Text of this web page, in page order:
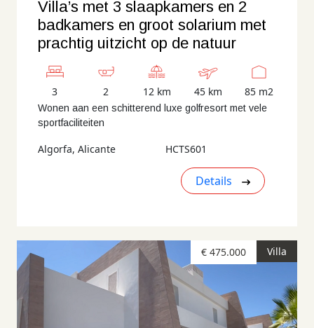
Villa’s met 3 slaapkamers en 2
badkamers en groot solarium met
prachtig uitzicht op de natuur
3 2 12 km 45 km 85 m2
Wonen aan een schitterend luxe golfresort met vele
sportfaciliteiten
Algorfa, Alicante HCTS601
Details
Villa
€ 475.000